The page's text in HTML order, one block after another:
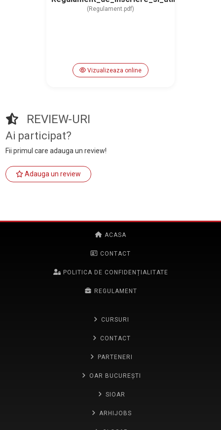
(Regulament.pdf)
Vizualizeaza online
REVIEW-URI
Ai participat?
Fii primul care adauga un review!
Adauga un review
ACASA
CONTACT
POLITICA DE CONFIDENȚIALITATE
REGULAMENT
CURSURI
CONTACT
PARTENERI
OAR BUCUREȘTI
SIOAR
ARHIJOBS